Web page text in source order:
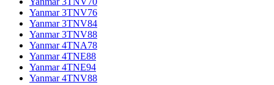
Yanmar 3TNV76
Yanmar 3TNV84
Yanmar 3TNV88
Yanmar 4TNA78
Yanmar 4TNE88
Yanmar 4TNE94
Yanmar 4TNV88